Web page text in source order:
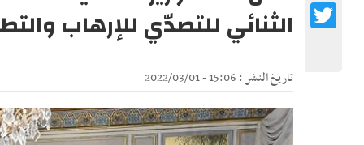
الثنائي للتصدّي للإرهاب
تاريخ النشر : 15:06 - 2022/03/01
Twitter